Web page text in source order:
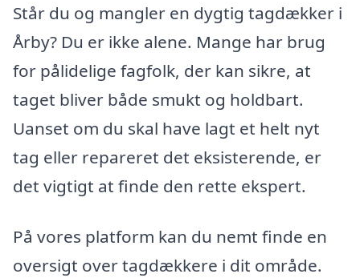
Står du og mangler en dygtig tagdækker i
Årby? Du er ikke alene. Mange har brug
for pålidelige fagfolk, der kan sikre, at
taget bliver både smukt og holdbart.
Uanset om du skal have lagt et helt nyt
tag eller repareret det eksisterende, er
det vigtigt at finde den rette ekspert.
På vores platform kan du nemt finde en
oversigt over tagdækkere i dit område.